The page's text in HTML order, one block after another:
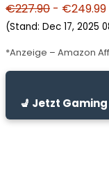
€227.90 - €249.99
(Stand: Dec 17, 2025
*Anzeige – Amazon
💺 Jetzt